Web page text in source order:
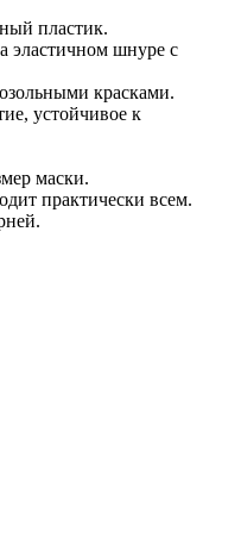
пластик.
эластичном шнуре с
красками.
устойчивое к
маски.
практически всем.